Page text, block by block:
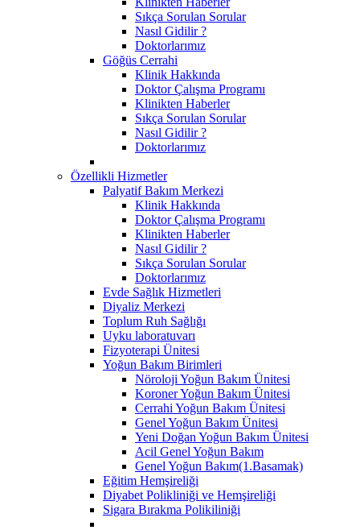
Sıkça Sorulan Sorular
Nasıl Gidilir ?
Doktorlarımız
Göğüs Cerrahi
Klinik Hakkında
Doktor Çalışma Programı
Klinikten Haberler
Sıkça Sorulan Sorular
Nasıl Gidilir ?
Doktorlarımız
Özellikli Hizmetler
Palyatif Bakım Merkezi
Klinik Hakkında
Doktor Çalışma Programı
Klinikten Haberler
Nasıl Gidilir ?
Sıkça Sorulan Sorular
Doktorlarımız
Evde Sağlık Hizmetleri
Diyaliz Merkezi
Toplum Ruh Sağlığı
Uyku laboratuvarı
Fizyoterapi Ünitesi
Yoğun Bakım Birimleri
Nöroloji Yoğun Bakım Ünitesi
Koroner Yoğun Bakım Ünitesi
Cerrahi Yoğun Bakım Ünitesi
Genel Yoğun Bakım Ünitesi
Yeni Doğan Yoğun Bakım Ünitesi
Acil Genel Yoğun Bakım
Genel Yoğun Bakım(1.Basamak)
Eğitim Hemşireliği
Diyabet Polikliniği ve Hemşireliği
Sigara Bırakma Polikiliniği